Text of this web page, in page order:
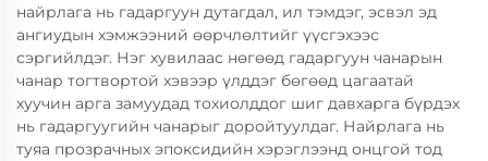
найрлага нь гадаргуун дутагдал, ил тэмдэг, эсвэл эд
ангиудын хэмжээний өөрчлөлтийг үүсгэхээс
сэргийлдэг. Нэг хувилаас нөгөөд гадаргуун чанарын
чанар тогтвортой хэвээр үлддэг бөгөөд цагаатай
хуучин арга замуудад тохиолддог шиг давхарга бүрдэх
нь гадаргуугийн чанарыг доройтуулдаг. Найрлага нь
туяа прозрачных эпоксидийн хэрэглээнд онцгой тод